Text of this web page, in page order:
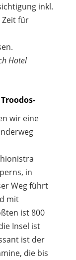
inkl.
Zeit für
Hotel
wir eine
in
Weg führt
mit
ist 800
Insel ist
ist der
die bis